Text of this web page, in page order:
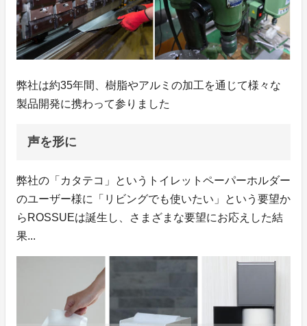
弊社は約35年間、樹脂やアルミの加工を通じて様々な
製品開発に携わって参りました
声を形に
弊社の「カタテコ」というトイレットペーパーホルダー
のユーザー様に「リビングでも使いたい」という要望か
らROSSUEは誕生し、さまざまな要望にお応えした結
果...